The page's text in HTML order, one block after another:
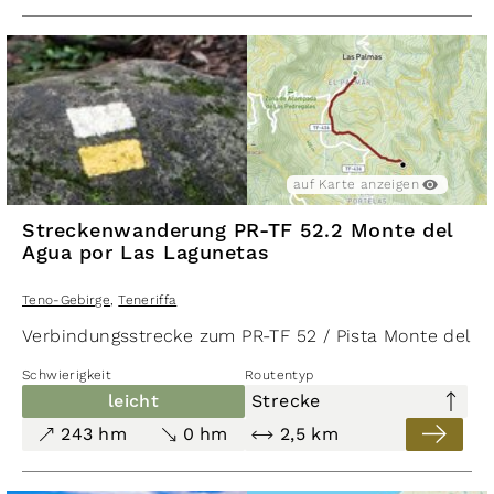
auf Karte anzeigen
Streckenwanderung PR-TF 52.2 Monte del
Agua por Las Lagunetas
Teno-Gebirge Teneriffa
Verbindungsstrecke zum PR-TF 52 / Pista Monte del
Schwierigkeit Routentyp
leicht
Strecke
243 hm
0 hm 2,5 km